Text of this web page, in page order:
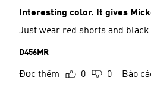
Interesting color. It gives
Just wear red shorts and black
D456MR
Đọc thêm 0 0 Báo